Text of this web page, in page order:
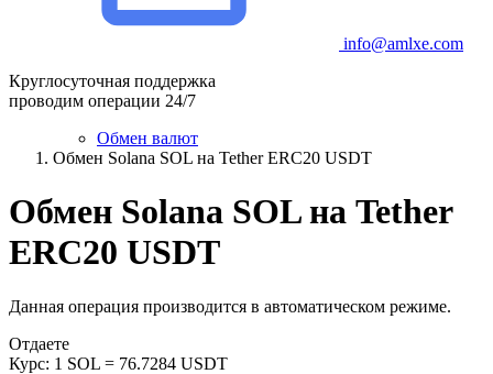
info@amlxe.com
Круглосуточная поддержка
проводим операции 24/7
Обмен валют
Обмен Solana SOL на Tether ERC20 USDT
Обмен Solana SOL на Tether
ERC20 USDT
Данная операция производится в автоматическом режиме.
Отдаете
Курс: 1 SOL = 76.7284 USDT